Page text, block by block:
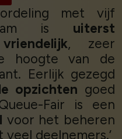
met vijf
is uiterst
vriendelijk, zeer
hoogte van de
Eerlijk gezegd
opzichten goed
Fair is een
voor het beheren
deelnemers.’